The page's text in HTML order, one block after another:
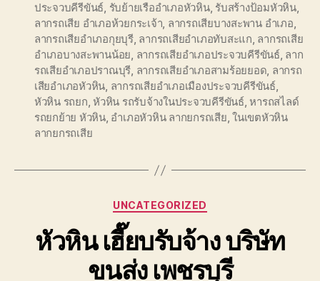
ประจวบคีรีขันธ์, รับย้ายเรืออำเภอหัวหิน, รับสร้างป้อมหัวหิน,
ลากรถเสีย อำเภอห้วยกระเจ้า, ลากรถเสียบางสะพาน อำเภอ,
ลากรถเสียอำเภอกุยบุรี, ลากรถเสียอำเภอทับสะแก, ลากรถเสีย
อำเภอบางสะพานน้อย, ลากรถเสียอำเภอประจวบคีรีขันธ์, ลาก
รถเสียอำเภอปราณบุรี, ลากรถเสียอำเภอสามร้อยยอด, ลากรถ
เสียอำเภอหัวหิน, ลากรถเสียอำเภอเมืองประจวบคีรีขันธ์,
หัวหิน รถยก,หัวหิน รถรับจ้างในประจวบคีรีขันธ์,หารถสไลด์
รถยกย้าย หัวหิน, อำเภอหัวหิน ลากยกรถเสีย,ในเขตหัวหิน
ลากยกรถเสีย
Categories
UNCATEGORIZED
หัวหิน เฮี๊ยบรับจ้าง บริษัท
ขนส่ง เพชรบุรี